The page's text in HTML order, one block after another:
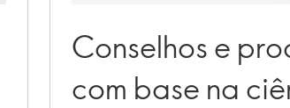
Conselhos e
com base na